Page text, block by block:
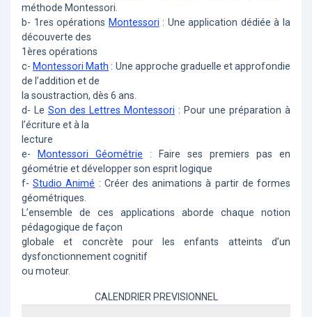
méthode Montessori.
b- 1res opérations Montessori : Une application dédiée à la
découverte des
1ères opérations
c- Montessori Math : Une approche graduelle et approfondie
de l’addition et de
la soustraction, dès 6 ans.
d- Le Son des Lettres Montessori : Pour une préparation à
l’écriture et à la
lecture
e-
Montessori Géométrie : Faire ses premiers pas en
géométrie et développer son esprit logique
f-Studio Animé : Créer des animations à partir de formes
géométriques.
L’ensemble de ces applications aborde chaque notion
pédagogique de façon
globale et concrète pour les enfants atteints d’un
dysfonctionnement cognitif
ou moteur.
CALENDRIER PREVISIONNEL